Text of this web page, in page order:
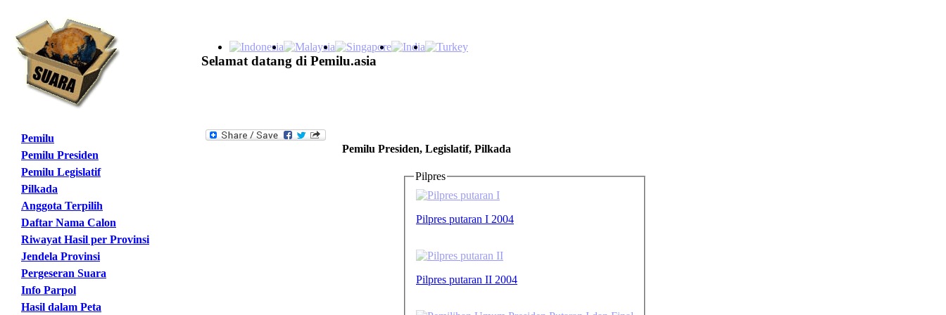
Selamat datang di Pemilu.asia
Pemilu
Pemilu Presiden
Pemilu Legislatif
Pilkada
Anggota Terpilih
Daftar Nama Calon
Riwayat Hasil per Provinsi
Jendela Provinsi
Pergeseran Suara
Info Parpol
Hasil dalam Peta
Pemilu Presiden, Legislatif, Pilkada
Pilpres
Pilpres putaran I 2004
Pilpres putaran II 2004